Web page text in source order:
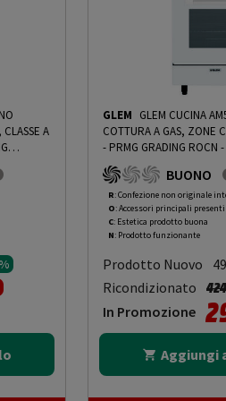
A
da
GLEM GLEM CUCINA
COTTURA A GAS, ZONE
- PRMG GRADING ROCN
GRADING ROCN - 15%
BUONO
R: Confezione non originale
O: Accessori principali presenti
C: Estetica prodotto buona
N: Prodotto funzionante
Prodotto Nuovo
Ricondizionato
In Promozione
Aggiungi